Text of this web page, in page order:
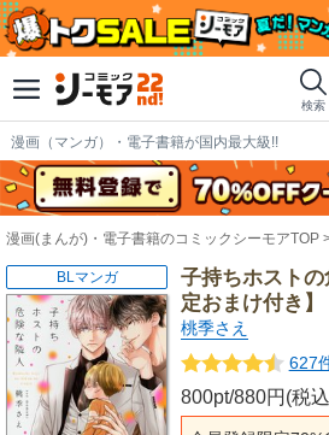
検索
漫画（マンガ）・電子書籍が国内最大級!!
漫画(まんが)・電子書籍のコミックシーモアTOP
子持ちホスト
定おまけ付き
桃季さえ
627
800pt/880円(税
BLマンガ